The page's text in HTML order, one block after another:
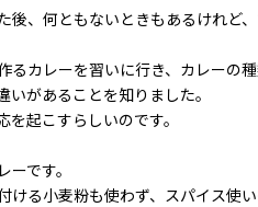
後、何ともないときもあるけれど、
るカレーを習いに行き、カレーの
があることを知りました。
起こすらしいのです。
です。
ける小麦粉も使わず、スパイス使